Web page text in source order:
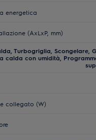
energetica
(AxLxP, mm)
Turbogriglia, Scongelare,
calda con umidità,
collegato (W)